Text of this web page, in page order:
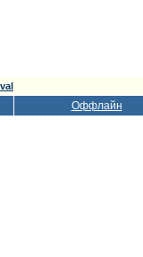
Оффлайн